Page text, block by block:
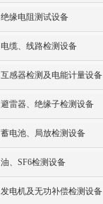
绝缘电阻测试设备
电缆、线路检测设备
互感器检测及电能计量设备
避雷器、绝缘子检测设备
蓄电池、局放检测设备
油、SF6检测设备
发电机及无功补偿检测设备